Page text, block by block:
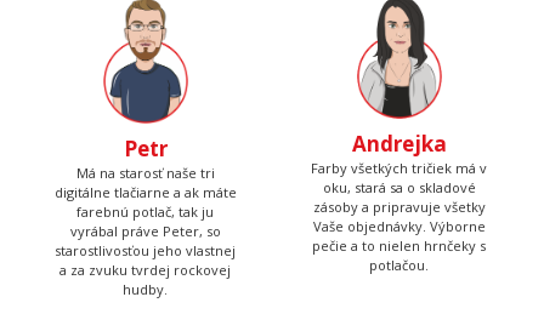
Petr
Má na starosť naše tri
digitálne tlačiarne a ak máte
farebnú potlač, tak ju
vyrábal práve Peter, so
starostlivosťou jeho vlastnej
a za zvuku tvrdej rockovej
hudby.
Andrejka
Farby všetkých tričiek má v
oku, stará sa o skladové
zásoby a pripravuje všetky
Vaše objednávky. Výborne
pečie a to nielen hrnčeky s
potlačou.